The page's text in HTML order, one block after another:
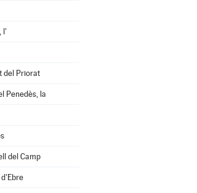
l'
del Priorat
Penedès, la
del Camp